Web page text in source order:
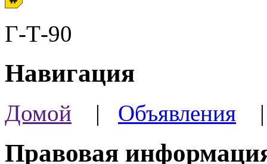
Г-Т-90
Навигация
Домой | Объявления
Правовая